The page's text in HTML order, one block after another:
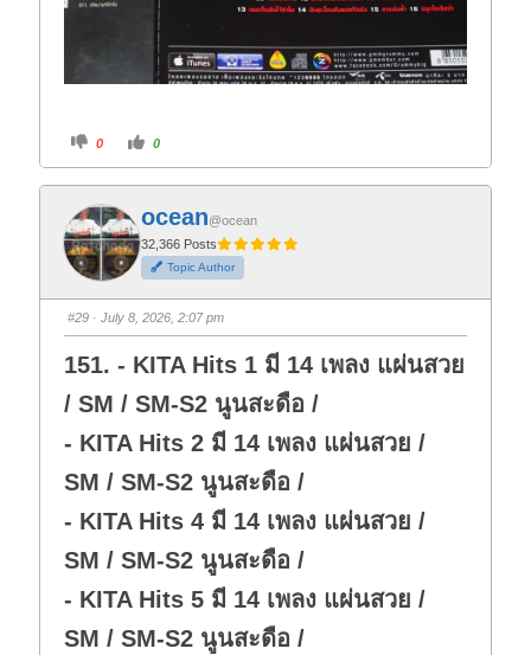
C
i
k
f
o
r
t
h
u
m
d
o
n
.
0
C
i
k
o
r
t
h
u
m
u
p
0
ocean@ocean
32,366 Posts
Topic Author
#29 · July 8, 2026, 2:07 pm
151. - KITA Hits 1 มี 14 เพลง แผ่นสวย
/ SM / SM-S2 นูนสะดือ /
- KITA Hits 2 มี 14 เพลง แผ่นสวย /
SM / SM-S2 นูนสะดือ /
- KITA Hits 4 มี 14 เพลง แผ่นสวย /
SM / SM-S2 นูนสะดือ /
- KITA Hits 5 มี 14 เพลง แผ่นสวย /
SM / SM-S2 นูนสะดือ /